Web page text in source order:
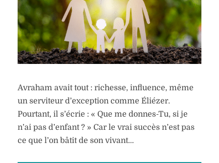
Avraham avait tout : richesse, influence, même
un serviteur d’exception comme Éliézer.
Pourtant, il s’écrie : « Que me donnes-Tu, si je
n’ai pas d’enfant ? » Car le vrai succès n’est pas
ce que l’on bâtit de son vivant...